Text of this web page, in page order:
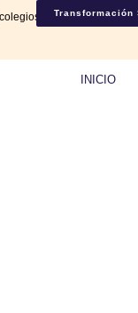
Transformación
INICIO